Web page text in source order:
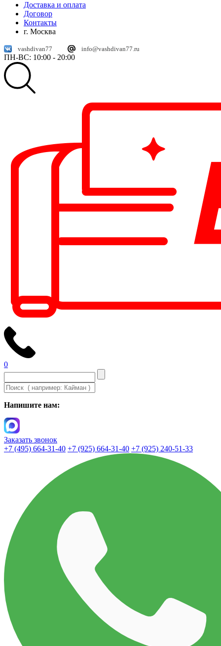
Доставка и оплата
Договор
Контакты
г. Москва
vashdivan77 info@vashdivan77.ru
ПН-ВС: 10:00 - 20:00
0
Напишите нам:
Заказать звонок
+7 (495) 664-31-40 +7 (925) 664-31-40 +7 (925) 240-51-33